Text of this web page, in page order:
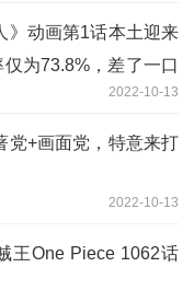
》动画第1话本土迎来
为73.8%，差了一口
2022-10-13
党+画面党，特意来打
2022-10-13
王One Piece 1062话